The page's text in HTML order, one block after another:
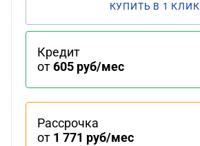
КУПИТЬ В 1 КЛИК
Кредит
от605 руб/мес
Рассрочка
от 1 771 руб/мес